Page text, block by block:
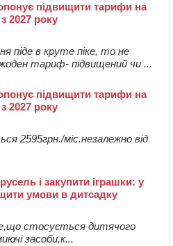
підвищити тарифи на
2027 року
піде в круте піке, то не
тариф- підвищений чи ...
підвищити тарифи на
2027 року
2595грн./міс.незалежно від
і закупити іграшки: у
умови в дитсадку
стосується дитячого
засоби,к...